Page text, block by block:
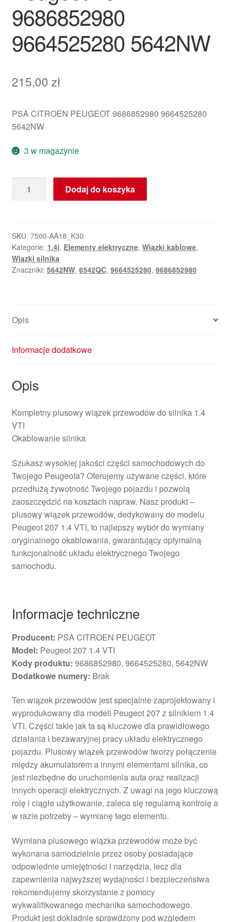
9686852980
9664525280 5642NW
215,00 zł
PSA CITROEN PEUGEOT 9686852980 9664525280
5642NW
3 w magazynie
Plusowy
plusowych
Peugeot
207
1.4
5642NW
Dodaj do koszyka
SKU: 7500-AA18_K30
Kategorie: 1.4i, Elementy elektryczne, Wiązki kablowe,
Wiązki silnika
Znaczniki: 5642NW, 6542QC, 9664525280, 9686852980
Opis
Informacje dodatkowe
Opis
Kompletny plusowy wiązek przewodów do silnika 1.4
VTI
Okablowanie silnika
Szukasz wysokiej jakości części samochodowych do
Twojego Peugeota? Oferujemy używane części, które
przedłużą żywotność Twojego pojazdu i pozwolą
zaoszczędzić na kosztach napraw. Nasz produkt –
plusowy wiązek przewodów, dedykowany do modelu
Peugeot 207 1.4 VTI, to najlepszy wybór do wymiany
oryginalnego okablowania, gwarantujący optymalną
funkcjonalność układu elektrycznego Twojego
samochodu.
Informacje techniczne
Producent: PSA CITROEN PEUGEOT
Model: Peugeot 207 1.4 VTI
Kody produktu: 9686852980, 9664525280, 5642NW
Dodatkowe numery: Brak
Ten wiązek przewodów jest specjalnie zaprojektowany i
wyprodukowany dla modeli Peugeot 207 z silnikiem 1.4
VTI. Części takie jak ta są kluczowe dla prawidłowego
działania i bezawaryjnej pracy układu elektrycznego
pojazdu. Plusowy wiązek przewodów tworzy połączenie
między akumulatorem a innymi elementami silnika, co
jest niezbędne do uruchomienia auta oraz realizacji
innych operacji elektrycznych. Z uwagi na jego kluczową
rolę i ciągłe użytkowanie, zaleca się regularną kontrolę a
w razie potrzeby – wymianę tego elementu.
Wymiana plusowego wiązka przewodów może być
wykonana samodzielnie przez osoby posiadające
odpowiednie umiejętności i narzędzia, lecz dla
zapewnienia najwyższej wydajności i bezpieczeństwa
rekomendujemy skorzystanie z pomocy
wykwalifikowanego mechanika samochodowego.
Produkt jest dokładnie sprawdzony pod względem